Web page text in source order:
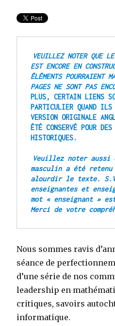
VEUILLEZ NOTER QUE
EST ENCORE EN
ÉLÉMENTS POURRAIENT
PAGES NE SONT PAS
PLUS, CERTAIN LIENS
PARTICULIER QUAND
VERSION ORIGINALE
ÉTÉ CONSERVÉ POUR
HISTORIQUES.
Veuillez noter aussi
masculin a été retenu
alourdir le texte.
enseignantes et
mot « enseignant »
Nous sommes ravis
séance de
d’une série de nos
leadership en
critiques, savoirs
informatique.